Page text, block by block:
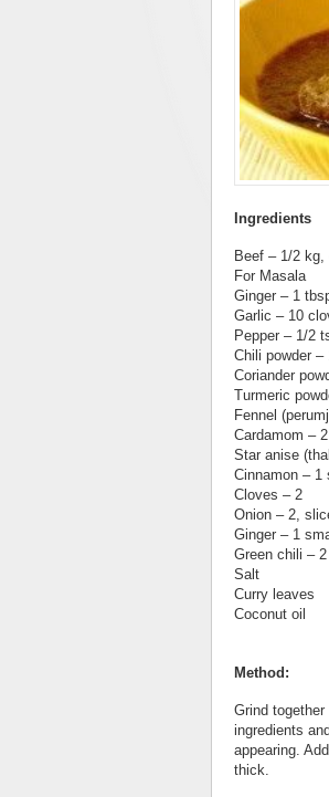
Ingredients
Beef – 1/2
For Masala
Ginger – 1
Garlic – 10
Pepper – 1/2
Chili powder –
Coriander
Turmeric
Fennel
Cardamom – 2
Star anise
Cinnamon – 1
Cloves – 2
Onion – 2,
Ginger – 1
Green chili – 2
Salt
Curry leaves
Coconut oil
Method:
Grind
ingredients
appearing.
thick.